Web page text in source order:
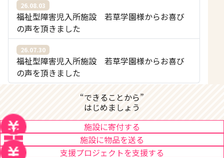
26.08.03
福祉型障害児入所施設 若草学園様からお喜び
の声を頂きました
26.07.30
福祉型障害児入所施設 若草学園様からお喜び
の声を頂きました
“できることから”
はじめましょう
施設に寄付する
施設に物品を送る
支援プロジェクトを支援する